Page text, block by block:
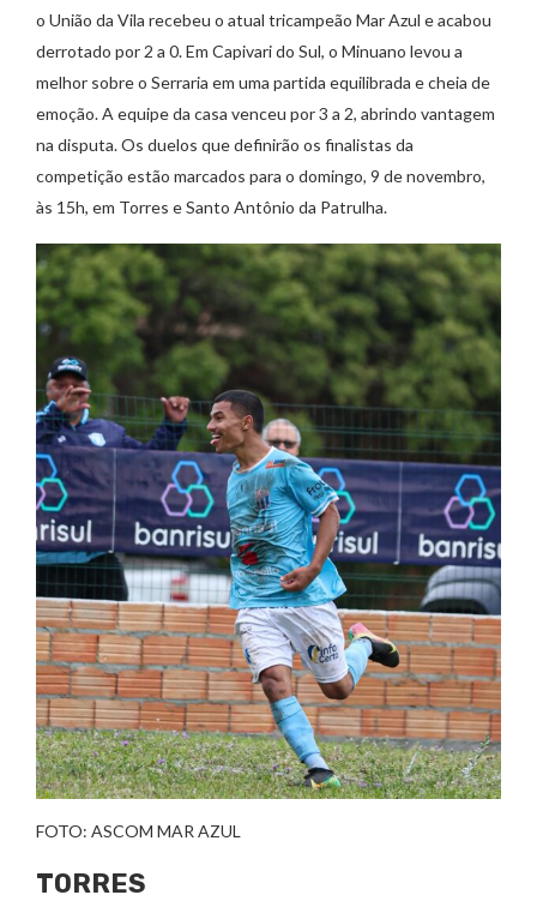
o União da Vila recebeu o atual tricampeão Mar Azul e acabou
derrotado por 2 a 0. Em Capivari do Sul, o Minuano levou a
melhor sobre o Serraria em uma partida equilibrada e cheia de
emoção. A equipe da casa venceu por 3 a 2, abrindo vantagem
na disputa. Os duelos que definirão os finalistas da
competição estão marcados para o domingo, 9 de novembro,
às 15h, em Torres e Santo Antônio da Patrulha.
FOTO: ASCOM MAR AZUL
TORRES